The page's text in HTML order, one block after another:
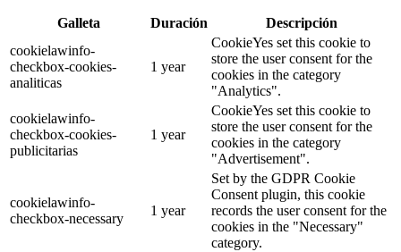
Galleta Duración
Descripción
cookielawinfo-
checkbox-cookies-
analiticas
1 year
CookieYes set this cookie to
store the user consent for the
cookies in the category
"Analytics".
cookielawinfo-
checkbox-cookies-
publicitarias
1 year
CookieYes set this cookie to
store the user consent for the
cookies in the category
"Advertisement".
cookielawinfo-
checkbox-necessary
1 year
Set by the GDPR Cookie
Consent plugin, this cookie
records the user consent for the
cookies in the "Necessary"
category.